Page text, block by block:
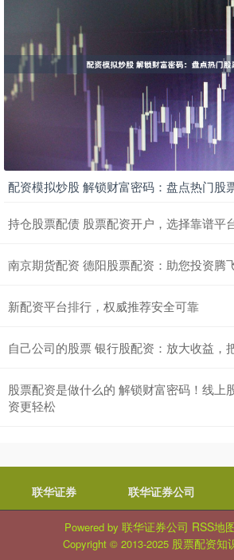
配资模拟炒股 解锁财富密码：盘点热门股
持仓股票配债 股票配资开户，选择靠谱平
南京期货配资 德阳股票配资：助您投资腾
新配资平台排行，权威推荐安全可靠
自己公司的股票 银行股配资：放大收益，
股票配资是做什么的 解锁财富密码！线上
资更轻松
联华证券 联华证券公司
Powered by 联华证券公司 RSS地
Copyright © 2013-2025 股票配资知